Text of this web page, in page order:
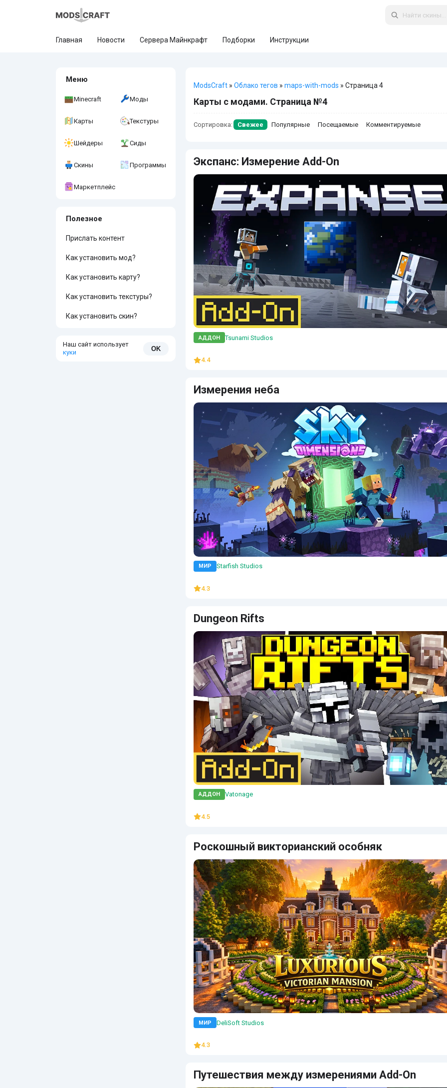
Главная Новости Сервера Майнкрафт Подборки Инструкции
Меню
Minecraft Моды
Карты Текстуры
Шейдеры Сиды
Скины Программы
Маркетплейс
Полезное
Прислать контент
Как установить мод?
Как установить карту?
Как установить текстуры?
Как установить скин?
Наш сайт использует
куки
OK
ModsCraft » Облако тегов » maps-with-mods » Страница 4
Карты с модами. Страница №4
Сортировка: Свежее Популярные Посещаемые Комментируемые
Экспанс: Измерение Add-On
АДДОН Tsunami Studios
4.4
Измерения неба
МИР Starfish Studios
4.3
Dungeon Rifts
АДДОН Vatonage
4.5
Роскошный викторианский особняк
МИР DeliSoft Studios
4.3
Путешествия между измерениями Add-On